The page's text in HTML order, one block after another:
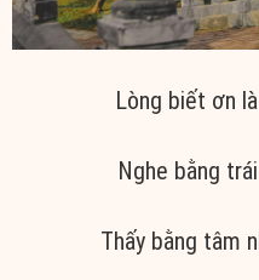
Lòng biết ơn
Nghe bằng
Thấy bằng tâm